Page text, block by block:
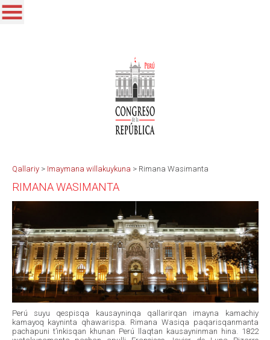
Qallariy > Imaymana willakuykuna > Rimana Wasimanta
RIMANA WASIMANTA
Perú suyu qespisqa kausayninqa qallarirqan imayna kamachiy
kamayoq kayninta qhawarispa. Rimana Wasiqa paqarisqanmanta
pachapuni t’inkisqan khunan Perú llaqtan kausayninman hina. 1822